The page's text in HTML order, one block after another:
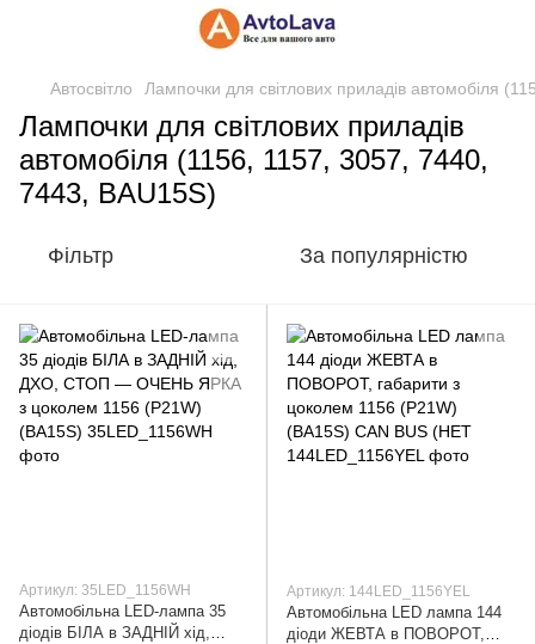
Автосвітло Лампочки для світлових приладів автомобіля
Лампочки для світлових приладів
автомобіля (1156, 1157, 3057, 7440,
7443, BAU15S)
Фільтр За популярністю
Артикул: 35LED_1156WH
Автомобільна LED-лампа 35
діодів БІЛА в ЗАДНІЙ хід,
Артикул: 144LED_1156YEL
Автомобільна LED лампа 144
діоди ЖЕВТА в ПОВОРОТ,